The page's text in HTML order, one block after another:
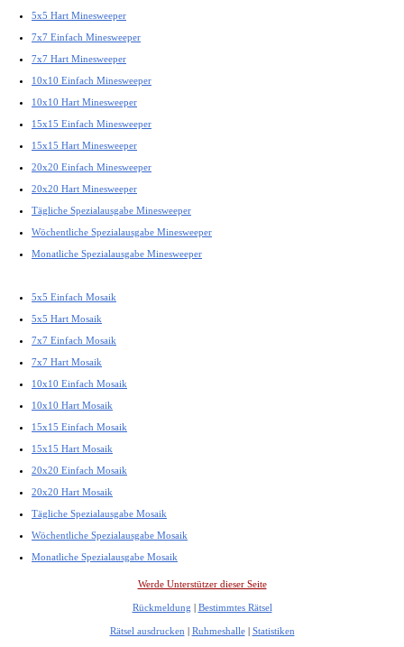
5x5 Hart Minesweeper
7x7 Einfach Minesweeper
7x7 Hart Minesweeper
10x10 Einfach Minesweeper
10x10 Hart Minesweeper
15x15 Einfach Minesweeper
15x15 Hart Minesweeper
20x20 Einfach Minesweeper
20x20 Hart Minesweeper
Tägliche Spezialausgabe Minesweeper
Wöchentliche Spezialausgabe Minesweeper
Monatliche Spezialausgabe Minesweeper
5x5 Einfach Mosaik
5x5 Hart Mosaik
7x7 Einfach Mosaik
7x7 Hart Mosaik
10x10 Einfach Mosaik
10x10 Hart Mosaik
15x15 Einfach Mosaik
15x15 Hart Mosaik
20x20 Einfach Mosaik
20x20 Hart Mosaik
Tägliche Spezialausgabe Mosaik
Wöchentliche Spezialausgabe Mosaik
Monatliche Spezialausgabe Mosaik
Werde Unterstützer dieser Seite
Rückmeldung | Bestimmtes Rätsel
Rätsel ausdrucken | Ruhmeshalle| Statistiken